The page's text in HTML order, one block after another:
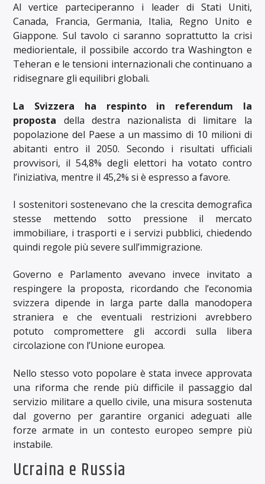
Al vertice parteciperanno i leader di Stati Uniti,
Canada, Francia, Germania, Italia, Regno Unito e
Giappone. Sul tavolo ci saranno soprattutto la crisi
mediorientale, il possibile accordo tra Washington e
Teheran e le tensioni internazionali che continuano a
ridisegnare gli equilibri globali.
La Svizzera ha respinto in referendum la
proposta della destra nazionalista di limitare la
popolazione del Paese a un massimo di 10 milioni di
abitanti entro il 2050. Secondo i risultati ufficiali
provvisori, il 54,8% degli elettori ha votato contro
l’iniziativa, mentre il 45,2% si è espresso a favore.
I sostenitori sostenevano che la crescita demografica
stesse mettendo sotto pressione il mercato
immobiliare, i trasporti e i servizi pubblici, chiedendo
quindi regole più severe sull’immigrazione.
Governo e Parlamento avevano invece invitato a
respingere la proposta, ricordando che l’economia
svizzera dipende in larga parte dalla manodopera
straniera e che eventuali restrizioni avrebbero
potuto compromettere gli accordi sulla libera
circolazione con l’Unione europea.
Nello stesso voto popolare è stata invece approvata
una riforma che rende più difficile il passaggio dal
servizio militare a quello civile, una misura sostenuta
dal governo per garantire organici adeguati alle
forze armate in un contesto europeo sempre più
instabile.
Ucraina e Russia